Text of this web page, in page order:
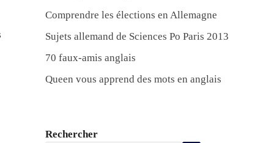
Comprendre les élections en Allemagne
Sujets allemand de Sciences Po Paris 2013
70 faux-amis anglais
Queen vous apprend des mots en anglais
Rechercher